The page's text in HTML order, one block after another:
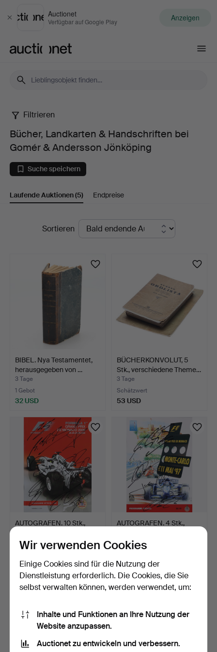
Schließen
Auctionet
Verfügbar auf Google Play Anzeigen
Bücher,
Landkarten
&
Handschriften
Gomér
Andersson
Jönköping
Filtrieren
Bücher, Landkarten & Handschriften bei
Gomér & Andersson Jönköping
Suche speichern
Laufende Auktionen(5) Endpreise
LaufendeSortieren
BIBEL. Nya Testamentet,
herausgegeben von …
3 Tage
1 Gebot
32 USD
BÜCHERKONVOLUT, 5
Stk., verschiedene Theme…
3 Tage
Schätzwert
53 USD
AUTOGRAFEN. 10 Stk.,
5 Tage
159 USD
AUTOGRAFEN. 4 Stk.,
5 Tage
38 USD
Wir verwenden Cookies
Einige Cookies sind für die Nutzung der
Dienstleistung erforderlich. Die Cookies, die Sie
selbst verwalten können, werden verwendet, um:
Inhalte und Funktionen an Ihre Nutzung der
Website anzupassen.
Auctionet zu entwickeln und verbessern.